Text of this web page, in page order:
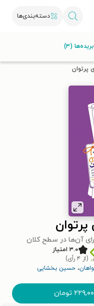
دسته‌بندی‌ها
کن.
پرتوان
آن‌ها در سطح کلان
۳.۰ امتیاز
(از ۴ رأی)
، حسین بخشایی
تومان
بریده‌ها (۳)